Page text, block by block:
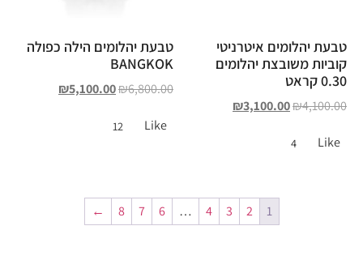
טבעת יהלומים איטרניטי
קוביות משובצת יהלומים
0.30 קראט
₪4,100.00
₪3,100.00
Like
4
טבעת יהלומים הילה כפולה
BANGKOK
₪6,800.00
₪5,100.00
Like
12
1
2
3
4
…
6
7
8
←